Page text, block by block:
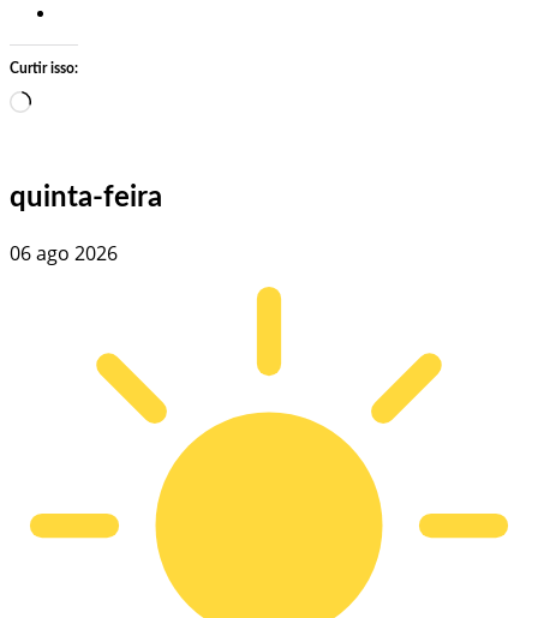
Curtir isso:
Carregando…
quinta-feira
06 ago 2026